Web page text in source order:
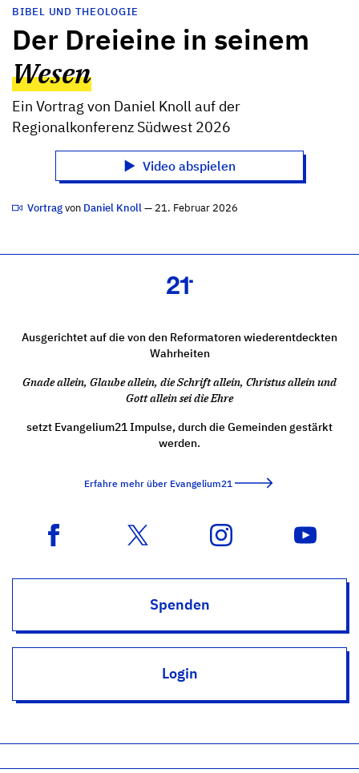
BIBEL UND THEOLOGIE
Der Dreieine in seinem
Wesen
Ein Vortrag von Daniel Knoll auf der
Regionalkonferenz Südwest 2026
Video abspielen
Vortragvon Daniel Knoll— 21. Februar 2026
Ausgerichtet auf die von den Reformatoren wiederentdeckten
Wahrheiten
Gnade allein, Glaube allein, die Schrift allein, Christus allein und
Gott allein sei die Ehre
setzt Evangelium21 Impulse, durch die Gemeinden gestärkt
werden.
Erfahre mehr über Evangelium21
Spenden
Login